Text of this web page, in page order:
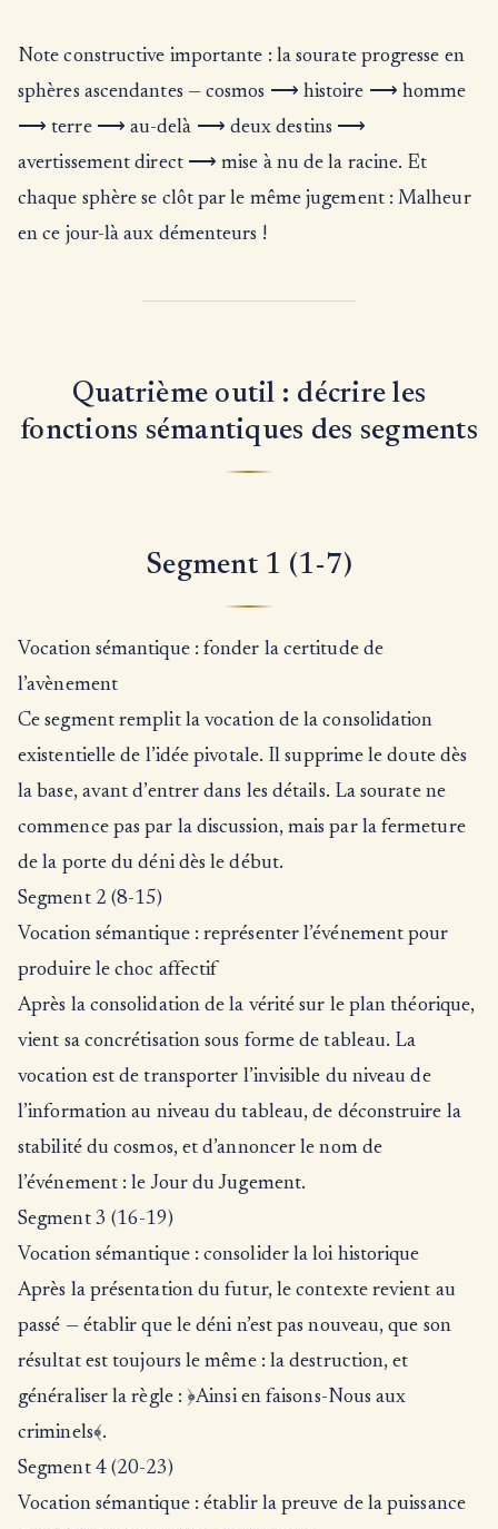
Note constructive importante : la sourate progresse en
sphères ascendantes — cosmos ⟶ histoire ⟶ homme
⟶ terre ⟶ au-delà ⟶ deux destins ⟶
avertissement direct ⟶ mise à nu de la racine. Et
chaque sphère se clôt par le même jugement : Malheur
en ce jour-là aux démenteurs !
Quatrième outil : décrire les
fonctions sémantiques des segments
Segment 1 (1-7)
Vocation sémantique : fonder la certitude de
l’avènement
Ce segment remplit la vocation de la consolidation
existentielle de l’idée pivotale. Il supprime le doute dès
la base, avant d’entrer dans les détails. La sourate ne
commence pas par la discussion, mais par la fermeture
de la porte du déni dès le début.
Segment 2 (8-15)
Vocation sémantique : représenter l’événement pour
produire le choc affectif
Après la consolidation de la vérité sur le plan théorique,
vient sa concrétisation sous forme de tableau. La
vocation est de transporter l’invisible du niveau de
l’information au niveau du tableau, de déconstruire la
stabilité du cosmos, et d’annoncer le nom de
l’événement : le Jour du Jugement.
Segment 3 (16-19)
Vocation sémantique : consolider la loi historique
Après la présentation du futur, le contexte revient au
passé — établir que le déni n’est pas nouveau, que son
résultat est toujours le même : la destruction, et
généraliser la règle : ﴿Ainsi en faisons-Nous aux
criminels﴾.
Segment 4 (20-23)
Vocation sémantique : établir la preuve de la puissance